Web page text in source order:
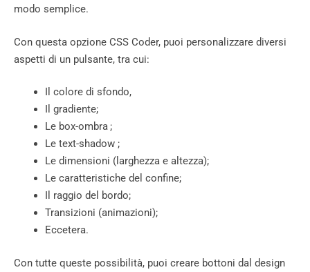
modo semplice.
Con questa opzione CSS Coder, puoi personalizzare diversi
aspetti di un pulsante, tra cui:
Il colore di sfondo,
Il gradiente;
Le box-ombra ;
Le text-shadow ;
Le dimensioni (larghezza e altezza);
Le caratteristiche del confine;
Il raggio del bordo;
Transizioni (animazioni);
Eccetera.
Con tutte queste possibilità, puoi creare bottoni dal design